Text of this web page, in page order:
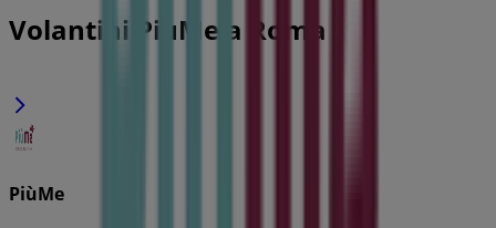
Volantini PiùMe a Roma
PiùMe